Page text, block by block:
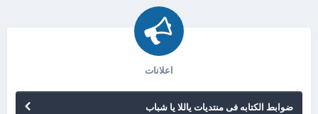
اعلانات
ضوابط الكتابه فى منتديات ياللا يا شباب